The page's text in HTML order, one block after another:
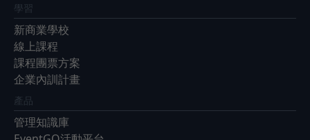
學習
新商業學校
線上課程
課程團票方案
企業內訓計畫
產品
管理知識庫